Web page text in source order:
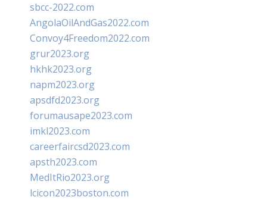
sbcc-2022.com
AngolaOilAndGas2022.com
Convoy4Freedom2022.com
grur2023.org
hkhk2023.org
napm2023.org
apsdfd2023.org
forumausape2023.com
imkl2023.com
careerfaircsd2023.com
apsth2023.com
MedItRio2023.org
lcicon2023boston.com